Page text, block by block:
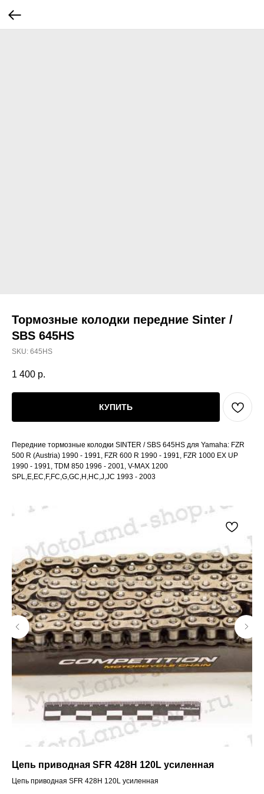
Тормозные колодки передние Sinter /
SBS 645HS
SKU: 645HS
1 400 р.
КУПИТЬ
Передние тормозные колодки SINTER / SBS 645HS для Yamaha: FZR
500 R (Austria) 1990 - 1991, FZR 600 R 1990 - 1991, FZR 1000 EX UP
1990 - 1991, TDM 850 1996 - 2001, V-MAX 1200
SPL,E,EC,F,FC,G,GC,H,HC,J,JC 1993 - 2003
Цепь приводная SFR 428H 120L усиленная
Цепь приводная SFR 428H 120L усиленная